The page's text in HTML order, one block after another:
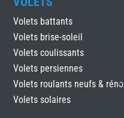
Volets battants
Volets brise-soleil
Volets coulissants
Volets persiennes
Volets roulants neufs & réno
Volets solaires